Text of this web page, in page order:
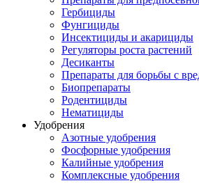
Гербициды
Фунгициды
Инсектициды и акарициды
Регуляторы роста растений
Десиканты
Препараты для борьбы с
Биопрепараты
Родентициды
Нематициды
Удобрения
Азотные удобрения
Фосфорные удобрения
Калийные удобрения
Комплексные удобрения